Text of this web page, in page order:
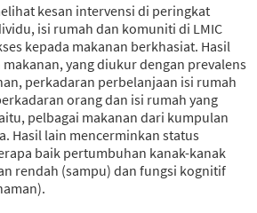
kesan intervensi di peringkat
isi rumah dan komuniti di LMIC
kepada makanan berkhasiat. Hasil
yang diukur dengan prevalens
perkadaran perbelanjaan isi rumah
orang dan isi rumah yang
pelbagai makanan dari kumpulan
Hasil lain mencerminkan status
baik pertumbuhan kanak-kanak
rendah (sampu) dan fungsi kognitif